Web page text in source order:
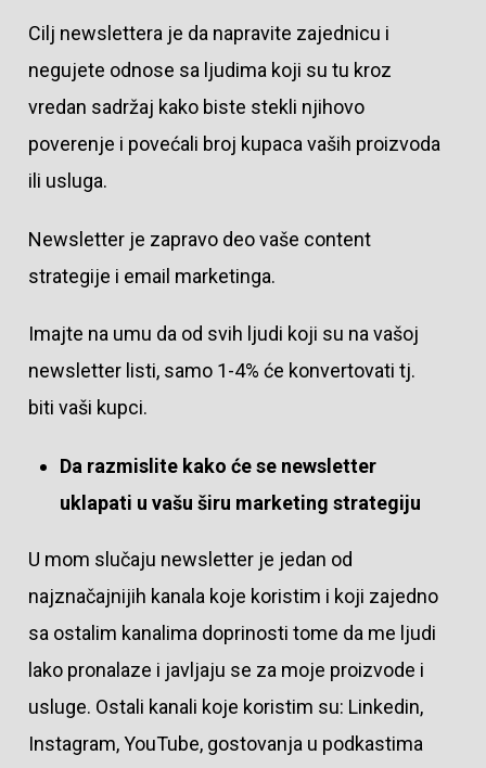
Cilj newslettera je da napravite zajednicu i
negujete odnose sa ljudima koji su tu kroz
vredan sadržaj kako biste stekli njihovo
poverenje i povećali broj kupaca vaših proizvoda
ili usluga.
Newsletter je zapravo deo vaše content
strategije i email marketinga.
Imajte na umu da od svih ljudi koji su na vašoj
newsletter listi, samo 1-4% će konvertovati tj.
biti vaši kupci.
Da razmislite kako će se newsletter
uklapati u vašu širu marketing strategiju
U mom slučaju newsletter je jedan od
najznačajnijih kanala koje koristim i koji zajedno
sa ostalim kanalima doprinosti tome da me ljudi
lako pronalaze i javljaju se za moje proizvode i
usluge. Ostali kanali koje koristim su: Linkedin,
Instagram, YouTube, gostovanja u podkastima